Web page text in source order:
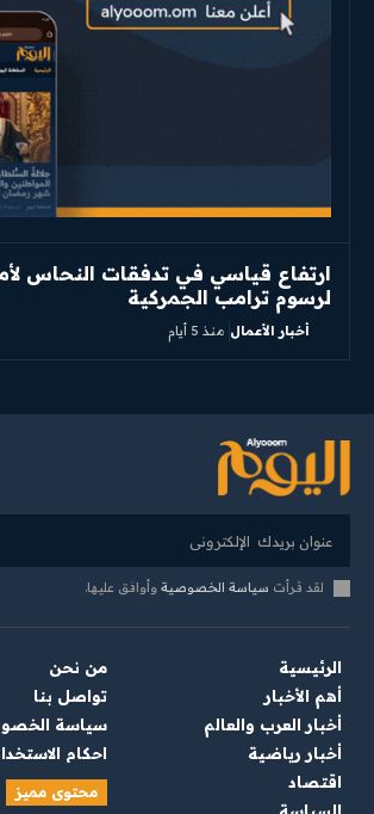
ارتفاع قياسي في تدفقات النحاس
لرسوم ترامب الجمركية
أخبار الأعمال منذ 5 أيام
لقد قرأت سياسة الخصوصية وأوافق عليها.
الرئيسية
أهم الأخبار
أخبار العرب والعالم
أخبار رياضية
اقتصاد
من نحن
تواصل بنا
سياسة
احكام
محتوى مميز